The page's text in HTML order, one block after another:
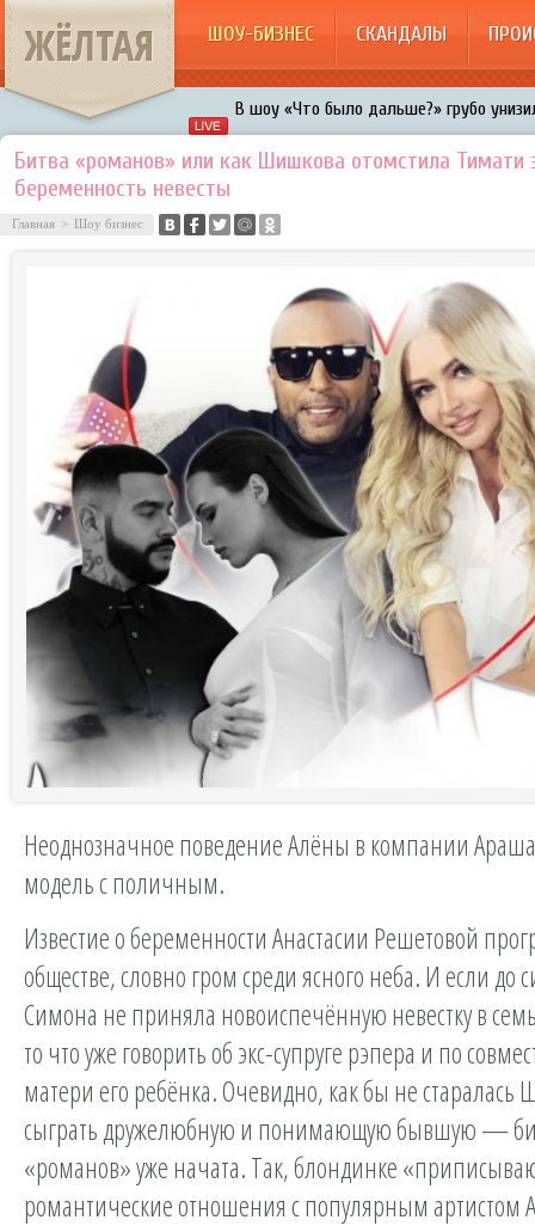
ЖЁЛТАЯ ШОУ-БИЗНЕС СКАНДАЛЫ
В шоу «Что было дальше?» грубо
Авербух зарождает в Бузовой новый
воровками
Галкин променял Дроботенко на
Битва «романов» или как Шишкова отомстила Тимати
беременность невесты
Главная > Шоу бизнес
Неоднозначное поведение Алёны в компании
модель с поличным.
Известие о беременности Анастасии Решетовой
обществе, словно гром среди ясного неба. И если до
Симона не приняла новоиспечённую невестку в
то что уже говорить об экс-супруге рэпера и по
матери его ребёнка. Очевидно, как бы не
сыграть дружелюбную и понимающую бывшую —
«романов» уже начата. Так, блондинке
романтические отношения с популярным